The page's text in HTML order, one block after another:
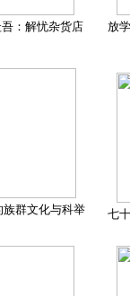
：解忧杂货店 放
族群文化与科举 七